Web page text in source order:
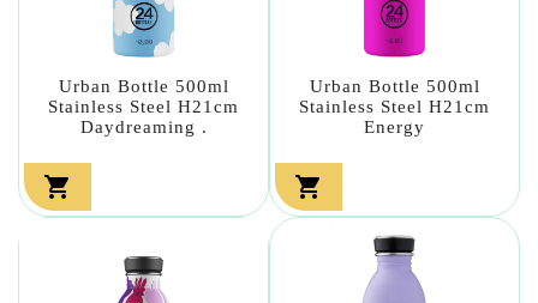
Urban Bottle 500ml
Stainless Steel H21cm
Daydreaming .

Urban Bottle 500ml
Stainless Steel H21cm
Energy
